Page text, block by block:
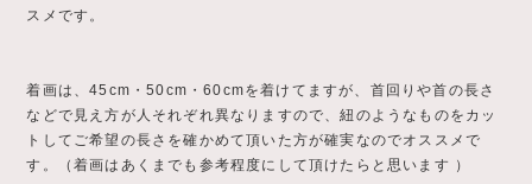
スメです。
着画は、45cm・50cm・60cmを着けてますが、首回りや首の長さ
などで見え方が人それぞれ異なりますので、紐のようなものをカッ
トしてご希望の長さを確かめて頂いた方が確実なのでオススメで
す。（着画はあくまでも参考程度にして頂けたらと思います ）